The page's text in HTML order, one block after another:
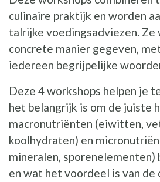
culinaire praktijk en worden
talrijke voedingsadviezen. Ze
concrete manier gegeven,
iedereen begrijpelijke
Deze 4 workshops helpen je
het belangrijk is om de juiste
macronutriënten (eiwitten,
koolhydraten) en
mineralen, sporenelementen)
en wat het voordeel is van de